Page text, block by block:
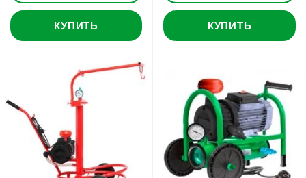
КУПИТЬ КУПИТЬ